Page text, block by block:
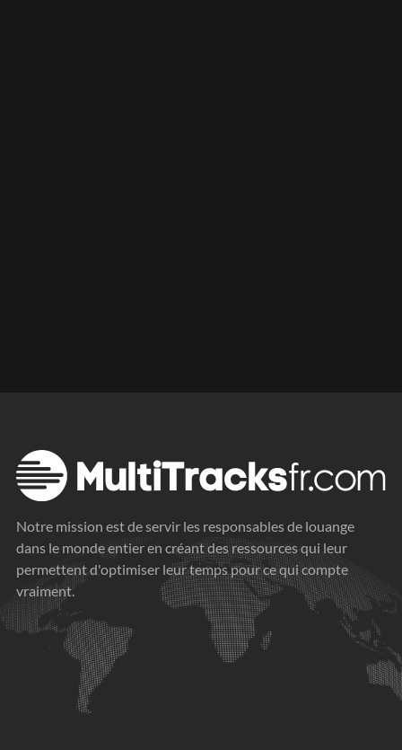
Notre mission est de servir les responsables de louange
dans le monde entier en créant des ressources qui leur
permettent d'optimiser leur temps pour ce qui compte
vraiment.